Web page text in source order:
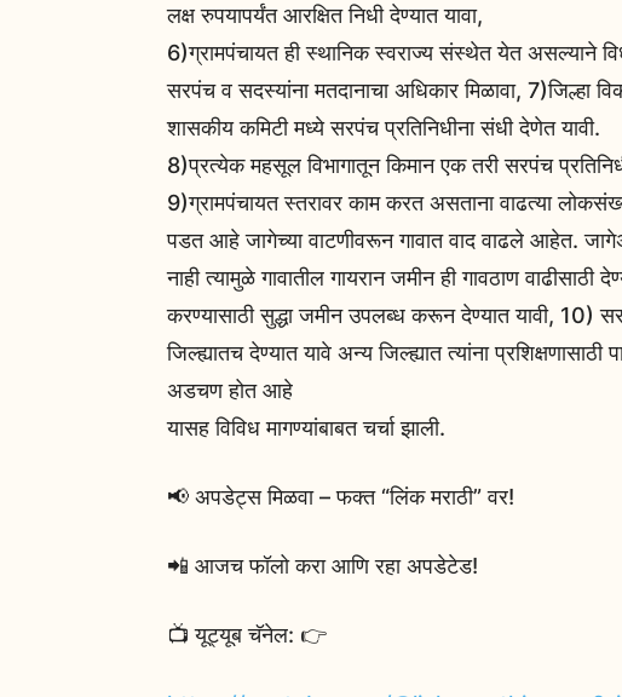
लक्ष रुपयापर्यंत आरक्षित निधी देण्यात यावा,
6)ग्रामपंचायत ही स्थानिक स्वराज्य संस्थेत येत असल्याने
सरपंच व सदस्यांना मतदानाचा अधिकार मिळावा, 7)जिल्हा
शासकीय कमिटी मध्ये सरपंच प्रतिनिधीना संधी देणेत यावी.
8)प्रत्येक महसूल विभागातून किमान एक तरी सरपंच
9)ग्रामपंचायत स्तरावर काम करत असताना वाढत्या
पडत आहे जागेच्या वाटणीवरून गावात वाद वाढले आहेत.
नाही त्यामुळे गावातील गायरान जमीन ही गावठाण वाढीसाठी
करण्यासाठी सुद्धा जमीन उपलब्ध करून देण्यात यावी, 10)
जिल्ह्यातच देण्यात यावे अन्य जिल्ह्यात त्यांना
अडचण होत आहे
यासह विविध मागण्यांबाबत चर्चा झाली.
📢 अपडेट्स मिळवा – फक्त “लिंक मराठी” वर!
📲 आजच फॉलो करा आणि रहा अपडेटेड!
📺 यूट्यूब चॅनेल: 👉